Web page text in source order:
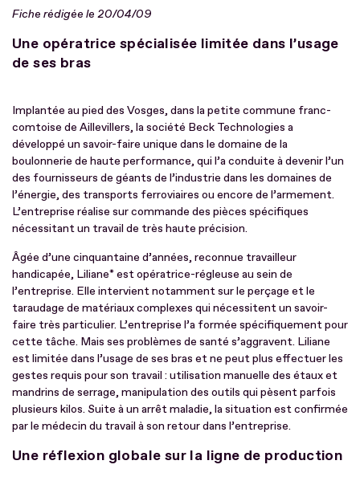
Fiche rédigée le 20/04/09
Une opératrice spécialisée limitée dans l’usage
de ses bras
Implantée au pied des Vosges, dans la petite commune franc-
comtoise de Aillevillers, la société Beck Technologies a
développé un savoir-faire unique dans le domaine de la
boulonnerie de haute performance, qui l’a conduite à devenir l’un
des fournisseurs de géants de l’industrie dans les domaines de
l’énergie, des transports ferroviaires ou encore de l’armement.
L’entreprise réalise sur commande des pièces spécifiques
nécessitant un travail de très haute précision.
Âgée d’une cinquantaine d’années, reconnue travailleur
handicapée, Liliane* est opératrice-régleuse au sein de
l’entreprise. Elle intervient notamment sur le perçage et le
taraudage de matériaux complexes qui nécessitent un savoir-
faire très particulier. L’entreprise l’a formée spécifiquement pour
cette tâche. Mais ses problèmes de santé s’aggravent. Liliane
est limitée dans l’usage de ses bras et ne peut plus effectuer les
gestes requis pour son travail : utilisation manuelle des étaux et
mandrins de serrage, manipulation des outils qui pèsent parfois
plusieurs kilos. Suite à un arrêt maladie, la situation est confirmée
par le médecin du travail à son retour dans l’entreprise.
Une réflexion globale sur la ligne de production